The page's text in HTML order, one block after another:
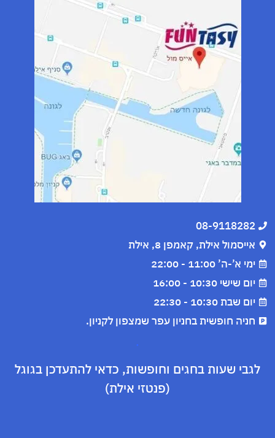
08-9118282
אייסמול אילת, קאמפן 8, אילת
ימי א’-ה’ 11:00 - 22:00
יום שישי 10:30 - 16:00
יום שבת 10:30 - 22:30
חניה חופשית בחניון עפר שמצפון לקניון.
.
לגבי שעות בחגים וחופשות, כדאי להתעדכן בגוגל
(פנטזי אילת)